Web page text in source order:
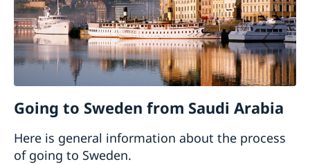
Going to Sweden from Saudi Arabia
Here is general information about the process
of going to Sweden.